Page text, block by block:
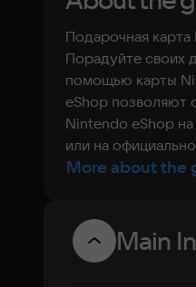
Подарочная
Порадуйте своих
помощью карты
eShop позволяют
Nintendo eShop
или на
More about the
Main